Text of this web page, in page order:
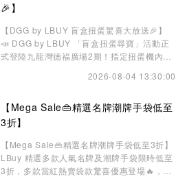
性於一身，融合法式優雅與休閒奢華風格。無
穿搭，都能輕鬆打
🎉】
【DGG by LBUY 盲盒扭蛋驚喜大放送🎉】
📣 DGG by LBUY 「盲盒扭蛋尋寶」活動正
式登陸九龍灣德福廣場2期！指定扭蛋機內集
分扭蛋原價高達 $88，現在只需 $10，即有
主流電子支付方式💳，包括 Apple Pay、八
達通、微信支付、Google Pay、Visa、
2026-08-04 13:30:00
【Mega Sale👜精選名牌潮牌手袋低至
3折】
【Mega Sale👜精選名牌潮牌手袋低至3折】
LBuy 精選多款人氣名牌及潮牌手袋限時低至
3折，多款當紅熱賣袋款驚喜優惠登場🔥，讓